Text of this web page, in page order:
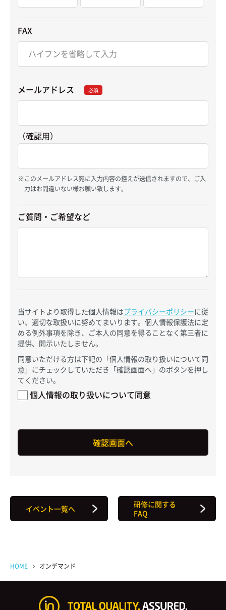
FAX
メールアドレス 必須
（確認用）
このメールアドレス宛に入力内容の控えが送信されますので、ご入
力はお間違いない様お願い致します。
ご質問・ご希望など
当サイトより取得した個人情報はプライバシーポリシーに従
い、適切な取扱いに努めてまいります。個人情報保護法に定
める例外事項を除き、ご本人の同意を得ることなく第三者に
提供、開示いたしません。
同意いただける方は下記の「個人情報の取り扱いについて同
意」にチェックしていただき「確認画面へ」のボタンを押し
てください。
個人情報の取り扱いについて同意
イベント一覧へ
研修に関する
FAQ
HOME オンデマンド